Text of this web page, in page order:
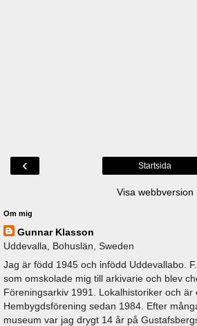
‹ Startsida
Visa webbversion
Om mig
Gunnar Klasson
Uddevalla, Bohuslän, Sweden
Jag är född 1945 och infödd Uddevallabo.
som omskolade mig till arkivarie och blev
Föreningsarkiv 1991. Lokalhistoriker och
Hembygdsförening sedan 1984. Efter
museum var jag drygt 14 år på